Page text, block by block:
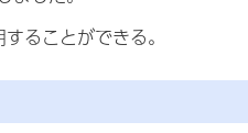
ることができる。